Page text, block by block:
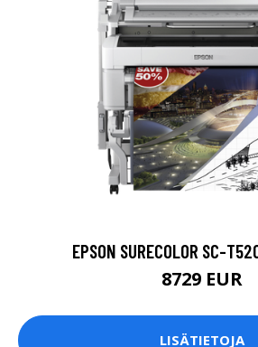
EPSON SURECOLOR SC-
8729 EUR
LISÄTIETOJA